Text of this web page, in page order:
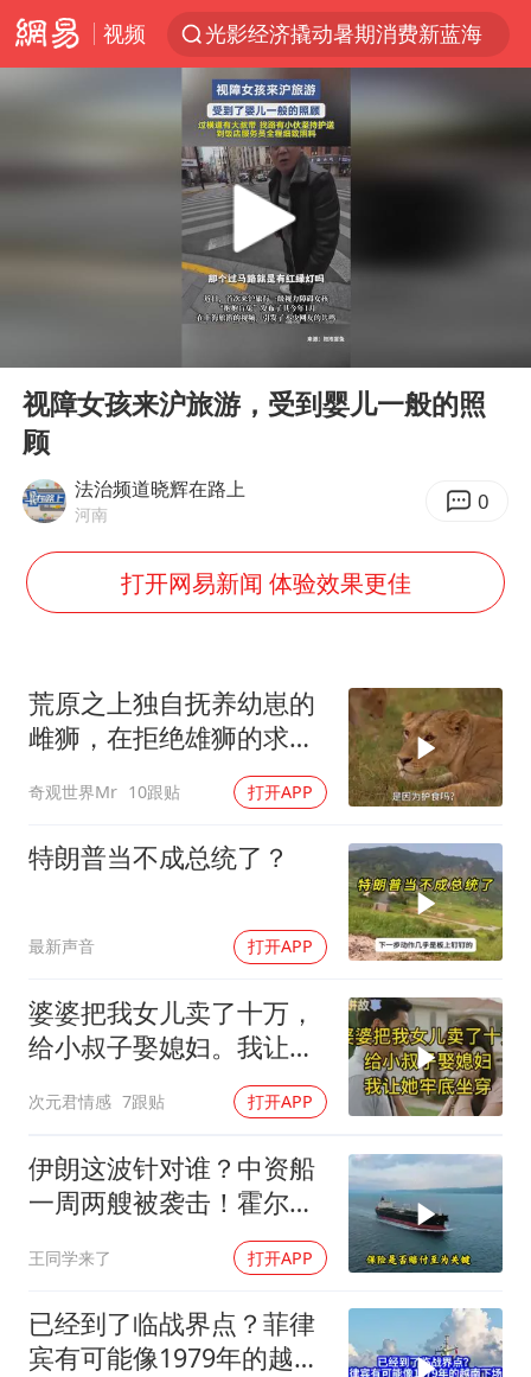
视频
光影经济撬动暑期消费新蓝海
新疆优化调整景区内自驾服务费
央视新主播李秋莹孙亚鹏亮相
情侣平潭拍日出坠崖1死1伤
老挝国会主席赛宋蓬逝世
黄金牛市回来了吗
茅台部分直营店飞天茅台提价
《欢迎来龙餐馆》口碑
白海豚将正面袭击贯穿浙江
杭州全市有序停课
商场现钱学森巨幅海报 负责人回应
乐享全民健身 共筑健康中国
Play
视障女孩来沪旅游，受到婴儿一般的照
顾
法治频道晓辉在路上
河南 0
打开网易新闻 体验效果更佳
荒原之上独自抚养幼崽的
雌狮，在拒绝雄狮的求偶
时，竟然被用饥饿来报复
奇观世界Mr 10跟贴 打开APP
特朗普当不成总统了？
最新声音 打开APP
婆婆把我女儿卖了十万，
给小叔子娶媳妇。我让她
次元君情感 7跟贴 打开APP
伊朗这波针对谁？中资船
一周两艘被袭击！霍尔木
兹海峡的“安全走廊”神话
彻底破灭！
王同学来了 打开APP
已经到了临战界点？菲律
宾有可能像1979年的越南